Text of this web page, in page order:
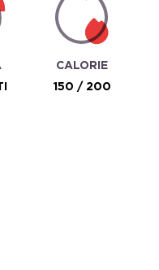
CALORIE
150 / 200